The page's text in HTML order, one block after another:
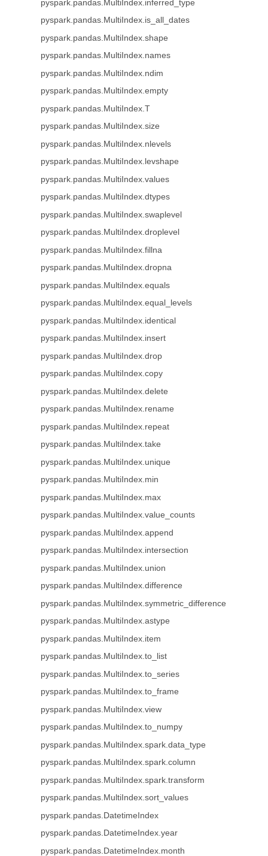
pyspark.pandas.MultiIndex.inferred_type
pyspark.pandas.MultiIndex.is_all_dates
pyspark.pandas.MultiIndex.shape
pyspark.pandas.MultiIndex.names
pyspark.pandas.MultiIndex.ndim
pyspark.pandas.MultiIndex.empty
pyspark.pandas.MultiIndex.T
pyspark.pandas.MultiIndex.size
pyspark.pandas.MultiIndex.nlevels
pyspark.pandas.MultiIndex.levshape
pyspark.pandas.MultiIndex.values
pyspark.pandas.MultiIndex.dtypes
pyspark.pandas.MultiIndex.swaplevel
pyspark.pandas.MultiIndex.droplevel
pyspark.pandas.MultiIndex.fillna
pyspark.pandas.MultiIndex.dropna
pyspark.pandas.MultiIndex.equals
pyspark.pandas.MultiIndex.equal_levels
pyspark.pandas.MultiIndex.identical
pyspark.pandas.MultiIndex.insert
pyspark.pandas.MultiIndex.drop
pyspark.pandas.MultiIndex.copy
pyspark.pandas.MultiIndex.delete
pyspark.pandas.MultiIndex.rename
pyspark.pandas.MultiIndex.repeat
pyspark.pandas.MultiIndex.take
pyspark.pandas.MultiIndex.unique
pyspark.pandas.MultiIndex.min
pyspark.pandas.MultiIndex.max
pyspark.pandas.MultiIndex.value_counts
pyspark.pandas.MultiIndex.append
pyspark.pandas.MultiIndex.intersection
pyspark.pandas.MultiIndex.union
pyspark.pandas.MultiIndex.difference
pyspark.pandas.MultiIndex.symmetric_difference
pyspark.pandas.MultiIndex.astype
pyspark.pandas.MultiIndex.item
pyspark.pandas.MultiIndex.to_list
pyspark.pandas.MultiIndex.to_series
pyspark.pandas.MultiIndex.to_frame
pyspark.pandas.MultiIndex.view
pyspark.pandas.MultiIndex.to_numpy
pyspark.pandas.MultiIndex.spark.data_type
pyspark.pandas.MultiIndex.spark.column
pyspark.pandas.MultiIndex.spark.transform
pyspark.pandas.MultiIndex.sort_values
pyspark.pandas.DatetimeIndex
pyspark.pandas.DatetimeIndex.year
pyspark.pandas.DatetimeIndex.month